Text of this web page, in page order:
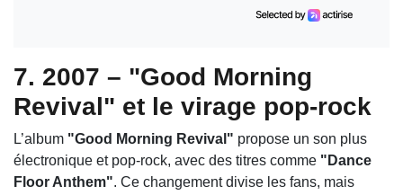
7. 2007 – "Good Morning
Revival" et le virage pop-rock
L’album "Good Morning Revival" propose un son plus
électronique et pop-rock, avec des titres comme "Dance
Floor Anthem". Ce changement divise les fans, mais